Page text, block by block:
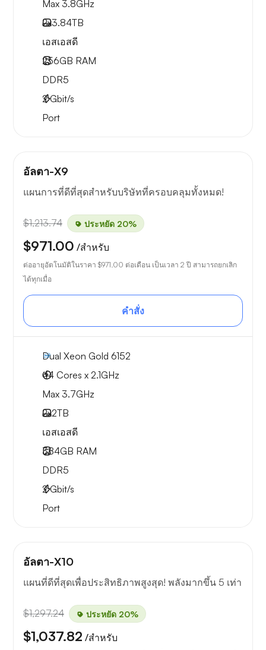
Max 3.8GHz
2x3.84TB
เอสเอสดี
256GB RAM
DDR5
2Gbit/s
Port
อัลตา-X9
แผนการที่ดีที่สุดสำหรับบริษัทที่ครอบคลุมทั้งหมด!
$1,213.74 ประหยัด 20%
$971.00 /สำหรับ
ต่ออายุอัตโนมัติในราคา $971.00 ต่อเดือน เป็นเวลา 2 ปี สามารถยกเลิก
ได้ทุกเมื่อ
คำสั่ง
Dual Xeon Gold 6152
44 Cores x 2.1GHz
Max 3.7GHz
2x2TB
เอสเอสดี
384GB RAM
DDR5
2Gbit/s
Port
อัลตา-X10
แผนที่ดีที่สุดเพื่อประสิทธิภาพสูงสุด! พลังมากขึ้น 5 เท่า
$1,297.24 ประหยัด 20%
$1,037.82 /สำหรับ